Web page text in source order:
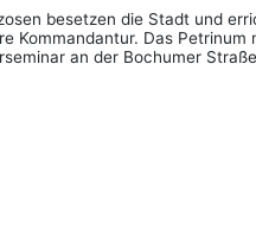
besetzen die Stadt und
Kommandantur. Das Petrinum
an der Bochumer